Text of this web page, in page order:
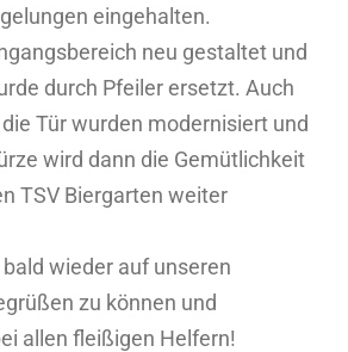
eingehalten.
neu gestaltet und
durch Pfeiler ersetzt. Auch
Tür wurden modernisiert und
wird dann die Gemütlichkeit
TSV Biergarten weiter
wieder auf unseren
zu können und
allen fleißigen Helfern!